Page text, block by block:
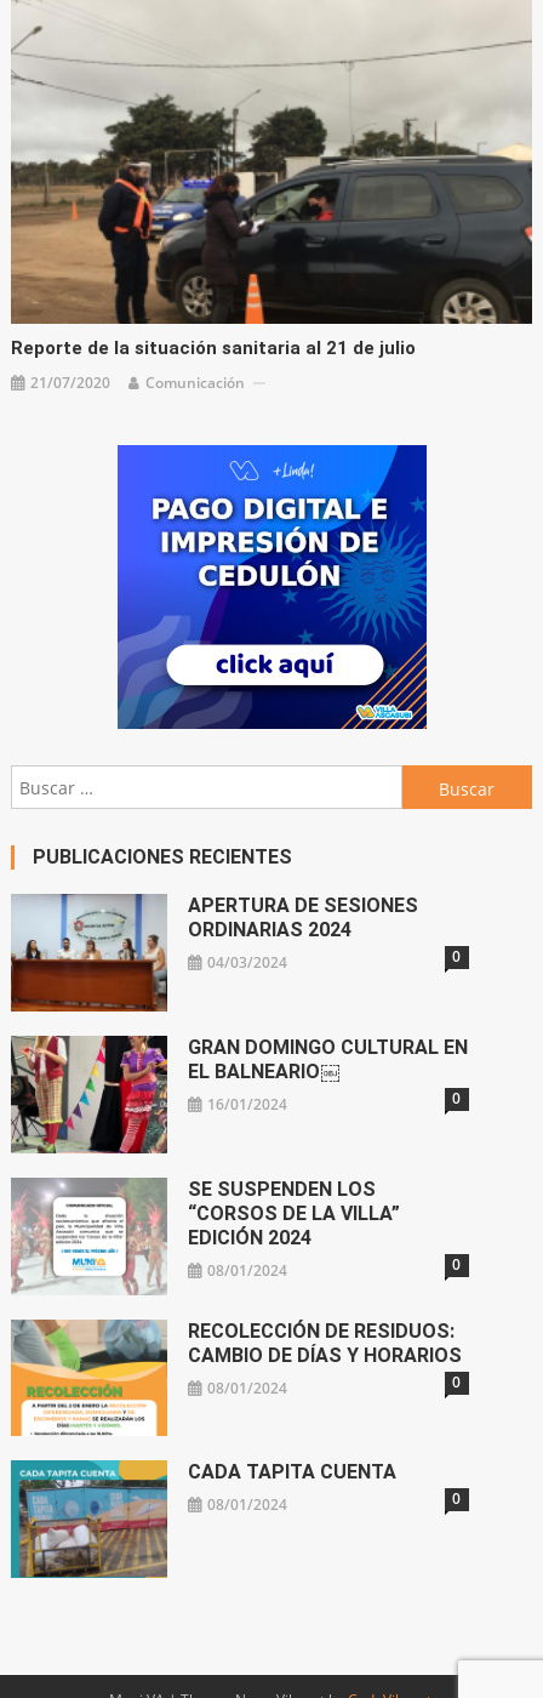
Reporte de la situación sanitaria al 21 de julio
21/07/2020 Comunicación
Buscar:
PUBLICACIONES RECIENTES
APERTURA DE SESIONES
ORDINARIAS 2024
04/03/2024 0
GRAN DOMINGO CULTURAL EN
EL BALNEARIO￼
16/01/2024 0
SE SUSPENDEN LOS
“CORSOS DE LA VILLA”
EDICIÓN 2024
08/01/2024 0
RECOLECCIÓN DE RESIDUOS:
CAMBIO DE DÍAS Y HORARIOS
08/01/2024 0
CADA TAPITA CUENTA
08/01/2024 0